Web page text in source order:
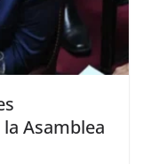
Asamblea